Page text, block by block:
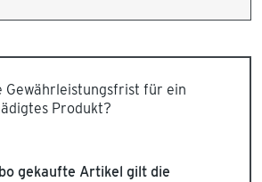
Gewährleistungsfrist für ein
Produkt?
gekaufte Artikel gilt die